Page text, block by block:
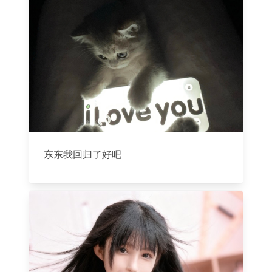
东东我回归了好吧